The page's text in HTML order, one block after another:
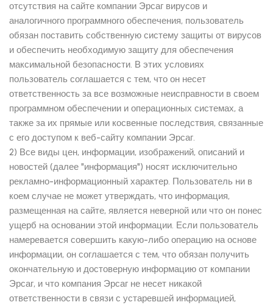
отсутствия на сайте компании Эрсаг вирусов и
аналогичного программного обеспечения, пользователь
обязан поставить собственную систему защиты от вирусов
и обеспечить необходимую защиту для обеспечения
максимальной безопасности. В этих условиях
пользователь соглашается с тем, что он несет
ответственность за все возможные неисправности в своем
программном обеспечении и операционных системах, а
также за их прямые или косвенные последствия, связанные
с его доступом к веб-сайту компании Эрсаг.
2) Все виды цен, информации, изображений, описаний и
новостей (далее "информация") носят исключительно
рекламно-информационный характер. Пользователь ни в
коем случае не может утверждать, что информация,
размещенная на сайте, является неверной или что он понес
ущерб на основании этой информации. Если пользователь
намеревается совершить какую-либо операцию на основе
информации, он соглашается с тем, что обязан получить
окончательную и достоверную информацию от компании
Эрсаг, и что компания Эрсаг не несет никакой
ответственности в связи с устаревшей информацией,